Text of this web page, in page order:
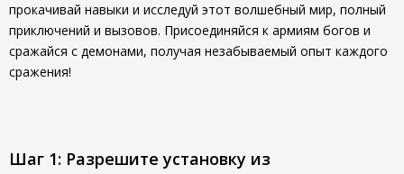
прокачивай навыки и исследуй этот волшебный мир, полный
приключений и вызовов. Присоединяйся к армиям богов и
сражайся с демонами, получая незабываемый опыт каждого
сражения!
Шаг 1: Разрешите установку из